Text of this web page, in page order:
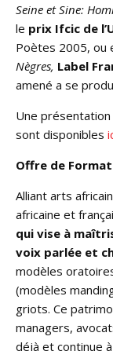
Seine et Sine:
le prix Ifcic de
Poètes 2005, ou
Nègres, Label
amené a se
Une
sont disponibles
Offre de
Alliant arts
africaine et
qui vise à
voix parlée et
modèles
(modèles
griots. Ce
managers,
déjà et continue